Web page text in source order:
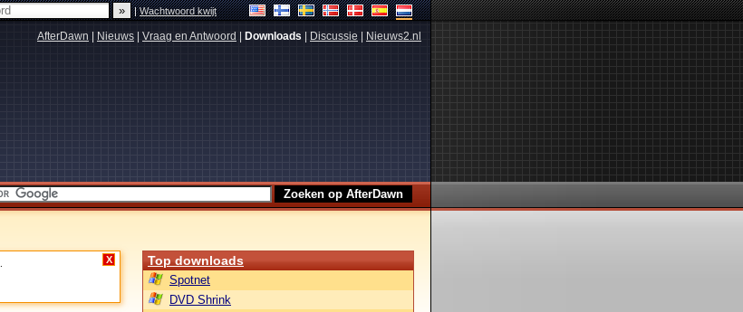
|Wachtwoord kwijt
AfterDawn Nieuws Vraag en Antwoord Downloads Discussie Nieuws2.nl
X Top downloads
Spotnet
DVD Shrink